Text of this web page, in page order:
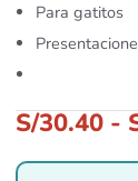
Para gatitos
S/30.40 -